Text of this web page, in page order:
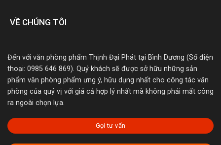
VỀ CHÚNG TÔI
Đến với văn phòng phẩm Thịnh Đại Phát tại Bình Dương (Số điện
thoại: 0985 646 869). Quý khách sẽ được sở hữu những sản
phẩm văn phòng phẩm ưng ý, hữu dụng nhất cho công tác văn
phòng của quý vị với giá cả hợp lý nhất mà không phải mất công
ra ngoài chọn lựa.
Gọi tư vấn